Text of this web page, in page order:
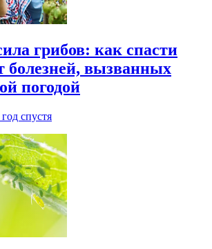
грибов: как спасти
болезней, вызванных
погодой
год спустя